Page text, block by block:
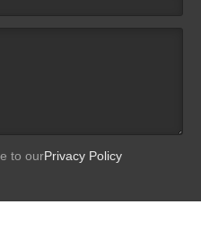
to ourPrivacy Policy